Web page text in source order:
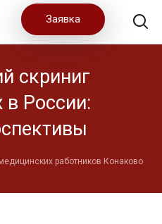
Заявка
скриниг
России:
работников Конаково